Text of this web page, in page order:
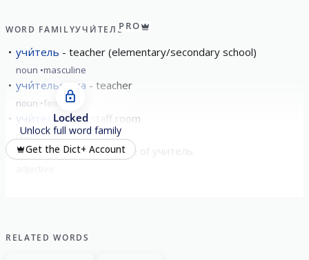
WORD FAMILYУЧИ́ТЕЛЬPRO
учи́тель teacher (elementary/secondary school)
noun masculine
учи́тельница teacher
noun feminine
учи́тельская staff room
noun feminine
учи́тельский Adjective of учитель
Locked
Unlock full word family
Get the Dict+ Account
RELATED WORDS